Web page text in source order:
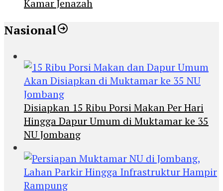
Kamar Jenazah
Nasional
Disiapkan 15 Ribu Porsi Makan Per Hari
Hingga Dapur Umum di Muktamar ke 35
NU Jombang